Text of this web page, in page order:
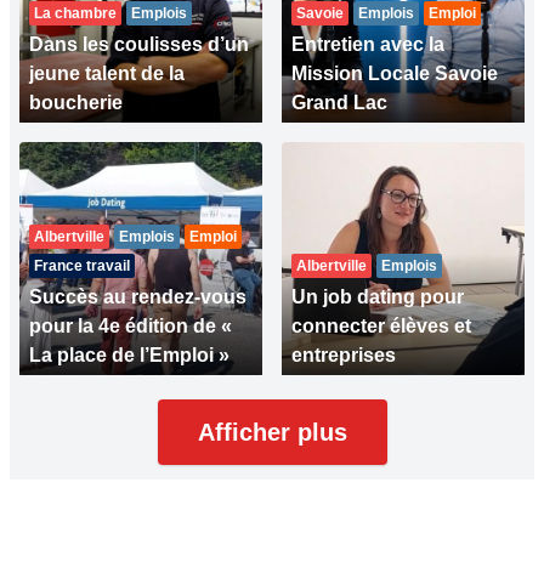
La chambre Emplois
Dans les coulisses d’un
jeune talent de la
boucherie
Savoie Emplois Emploi
Entretien avec la
Mission Locale Savoie
Grand Lac
Albertville Emplois
Emploi
France travail
Succès au rendez-vous
pour la 4e édition de «
La place de l’Emploi »
Albertville Emplois
Un job dating pour
connecter élèves et
entreprises
Afficher plus